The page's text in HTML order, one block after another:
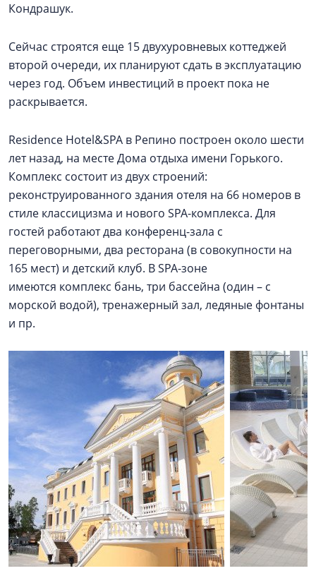
Кондрашук.
Сейчас строятся еще 15 двухуровневых коттеджей
второй очереди, их планируют сдать в эксплуатацию
через год. Объем инвестиций в проект пока не
раскрывается.
Residence Hotel&SPA в Репино построен около шести
лет назад, на месте Дома отдыха имени Горького.
Комплекс состоит из двух строений:
реконструированного здания отеля на 66 номеров в
стиле классицизма и нового SPA-комплекса. Для
гостей работают два конференц-зала с
переговорными, два ресторана (в совокупности на
165 мест) и детский клуб. В SPA-зоне
имеются комплекс бань, три бассейна (один – с
морской водой), тренажерный зал, ледяные фонтаны
и пр.